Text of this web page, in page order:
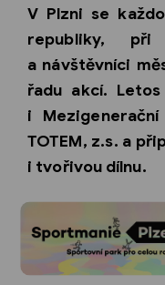
V Plzni se
republiky,
a návštěvníci
řadu akcí.
i
TOTEM, z.s. a
i tvořivou dílnu.